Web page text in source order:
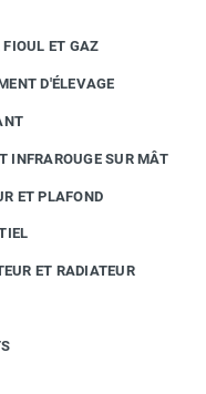
FIOUL ET GAZ
D'ÉLEVAGE
INFRAROUGE SUR MÂT
ET PLAFOND
ET RADIATEUR